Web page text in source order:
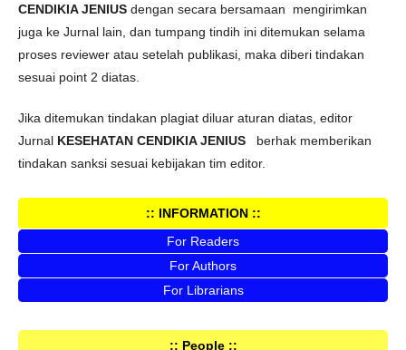
CENDIKIA JENIUS dengan secara bersamaan mengirimkan
juga ke Jurnal lain, dan tumpang tindih ini ditemukan selama
proses reviewer atau setelah publikasi, maka diberi tindakan
sesuai point 2 diatas.
Jika ditemukan tindakan plagiat diluar aturan diatas, editor
Jurnal KESEHATAN CENDIKIA JENIUS berhak memberikan
tindakan sanksi sesuai kebijakan tim editor.
:: INFORMATION ::
For Readers
For Authors
For Librarians
:: People ::